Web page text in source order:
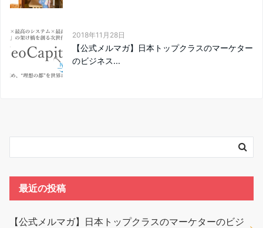
2018年11月28日
【公式メルマガ】日本トップクラスのマーケター
のビジネス...
最近の投稿
【公式メルマガ】日本トップクラスのマーケターのビジ